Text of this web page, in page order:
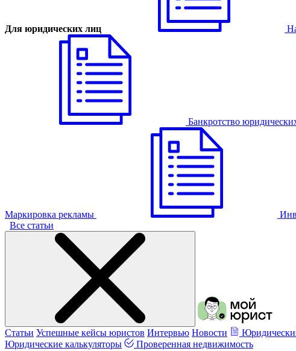
Для юридических лиц
Банкротство
Маркировка рекламы
Все статьи
Статьи Успешные кейсы юристов Интервью Новости
Юридические калькуляторы
Проверенная недвижимость